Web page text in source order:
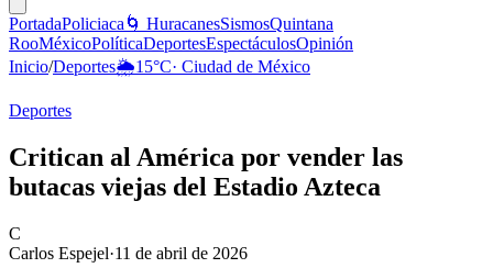
PortadaPoliciaca 🌀 HuracanesSismosQuintana
RooMéxicoPolíticaDeportesEspectáculosOpinión
Inicio/Deportes🌦️15°C· Ciudad de México
Deportes
Critican al América por vender las
butacas viejas del Estadio Azteca
C
Carlos Espejel·11 de abril de 2026